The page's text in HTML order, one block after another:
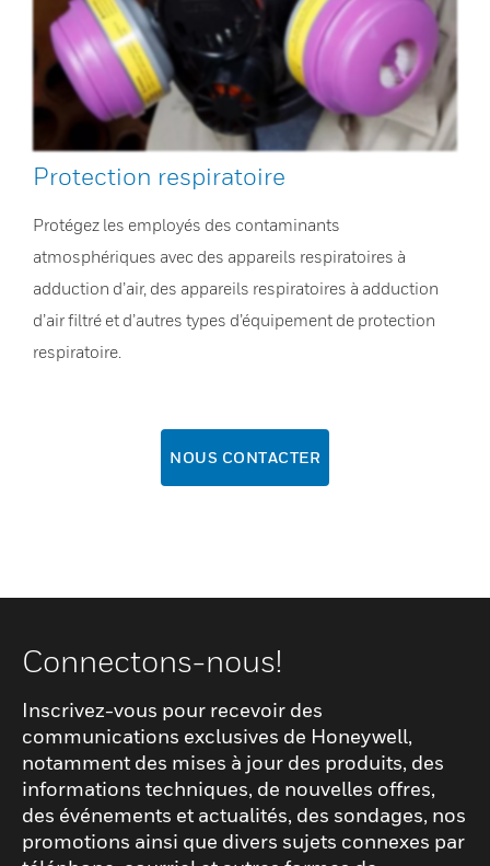
Protection respiratoire
Protégez les employés des contaminants
atmosphériques avec des appareils respiratoires à
adduction d’air, des appareils respiratoires à adduction
d’air filtré et d’autres types d’équipement de protection
respiratoire.
NOUS CONTACTER
Connectons-nous!
Inscrivez-vous pour recevoir des
communications exclusives de Honeywell,
notamment des mises à jour des produits, des
informations techniques, de nouvelles offres,
des événements et actualités, des sondages, nos
promotions ainsi que divers sujets connexes par